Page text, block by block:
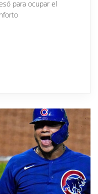
para ocupar el